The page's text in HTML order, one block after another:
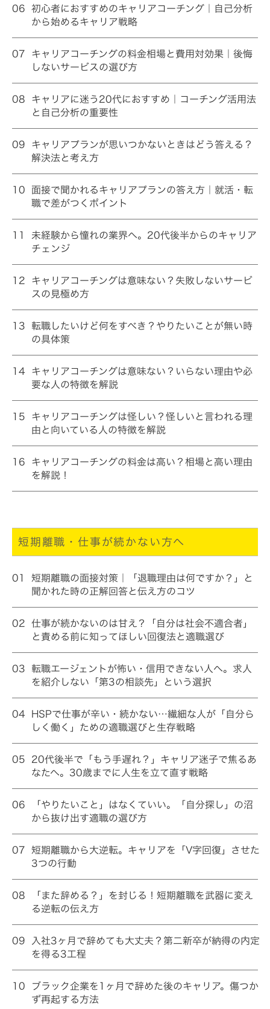
06 初心者におすすめのキャリアコーチング｜自己分析
から始めるキャリア戦略
07 キャリアコーチングの料金相場と費用対効果｜後悔
しないサービスの選び方
08 キャリアに迷う20代におすすめ｜コーチング活用法
と自己分析の重要性
09 キャリアプランが思いつかないときはどう答える？
解決法と考え方
10 面接で聞かれるキャリアプランの答え方｜就活・転
職で差がつくポイント
11 未経験から憧れの業界へ。20代後半からのキャリア
チェンジ
12 キャリアコーチングは意味ない？失敗しないサービ
スの見極め方
13 転職したいけど何をすべき？やりたいことが無い時
の具体策
14 キャリアコーチングは意味ない？いらない理由や必
要な人の特徴を解説
15 キャリアコーチングは怪しい？怪しいと言われる理
由と向いている人の特徴を解説
16 キャリアコーチングの料金は高い？相場と高い理由
を解説！
短期離職・仕事が続かない方へ
01 短期離職の面接対策｜「退職理由は何ですか？」と
聞かれた時の正解回答と伝え方のコツ
02 仕事が続かないのは甘え？「自分は社会不適合者」
と責める前に知ってほしい回復法と適職選び
03 転職エージェントが怖い・信用できない人へ。求人
を紹介しない「第3の相談先」という選択
04 HSPで仕事が辛い・続かない…繊細な人が「自分ら
しく働く」ための適職選びと生存戦略
05 20代後半で「もう手遅れ？」キャリア迷子で焦るあ
なたへ。30歳までに人生を立て直す戦略
06
「やりたいこと」はなくていい。「自分探し」の沼
から抜け出す適職の選び方
07 短期離職から大逆転。キャリアを「V字回復」させた
3つの行動
08
「また辞める？」を封じる！短期離職を武器に変え
る逆転の伝え方
09 入社3ヶ月で辞めても大丈夫？第二新卒が納得の内定
を得る3工程
10 ブラック企業を1ヶ月で辞めた後のキャリア。傷つか
ず再起する方法